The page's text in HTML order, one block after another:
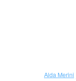
Alda Merini